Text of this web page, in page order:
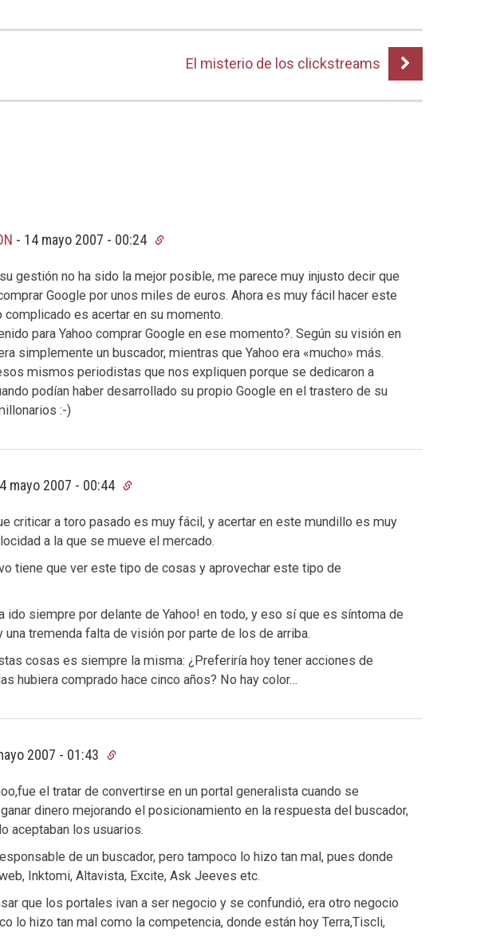
El misterio de los clickstreams
- 14 mayo 2007 - 00:24
gestión no ha sido la mejor posible, me parece muy injusto decir que
Google por unos miles de euros. Ahora es muy fácil hacer este
es acertar en su momento.
para Yahoo comprar Google en ese momento?. Según su visión en
simplemente un buscador, mientras que Yahoo era «mucho» más.
mismos periodistas que nos expliquen porque se dedicaron a
podían haber desarrollado su propio Google en el trastero de su
:-)
mayo 2007 - 00:44
criticar a toro pasado es muy fácil, y acertar en este mundillo es muy
a la que se mueve el mercado.
tiene que ver este tipo de cosas y aprovechar este tipo de
ido siempre por delante de Yahoo! en todo, y eso sí que es síntoma de
tremenda falta de visión por parte de los de arriba.
cosas es siempre la misma: ¿Preferiría hoy tener acciones de
hubiera comprado hace cinco años? No hay color…
2007 - 01:43
el tratar de convertirse en un portal generalista cuando se
dinero mejorando el posicionamiento en la respuesta del buscador,
aceptaban los usuarios.
de un buscador, pero tampoco lo hizo tan mal, pues donde
Inktomi, Altavista, Excite, Ask Jeeves etc.
que los portales ivan a ser negocio y se confundió, era otro negocio
lo hizo tan mal como la competencia, donde están hoy Terra,Tiscli,